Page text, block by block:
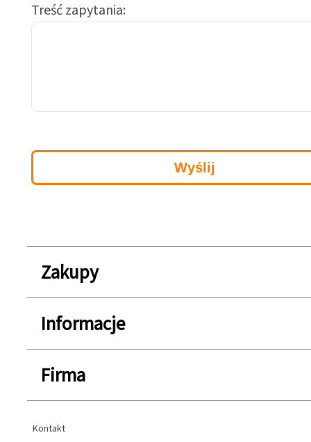
Treść zapytania
Zakupy
Informacje
Firma
Kontakt
Kontakt